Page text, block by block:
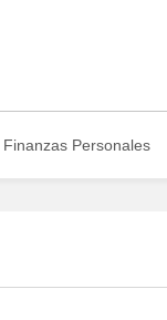
Finanzas Personales